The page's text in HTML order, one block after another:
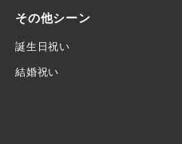
その他シーン
誕生日祝い
結婚祝い